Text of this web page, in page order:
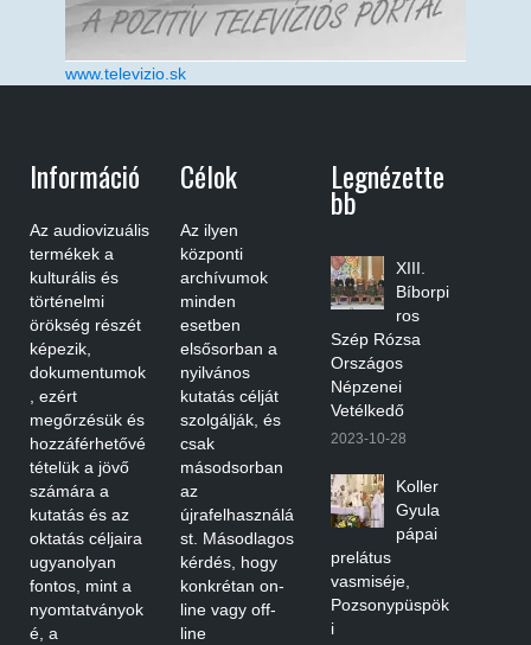
www.televizio.sk
Információ
Az audiovizuális
termékek a
kulturális és
történelmi
örökség részét
képezik,
dokumentumok
, ezért
megőrzésük és
hozzáférhetővé
tételük a jövő
számára a
kutatás és az
oktatás céljaira
ugyanolyan
fontos, mint a
nyomtatványok
é, a
Célok
Az ilyen
központi
archívumok
minden
esetben
elsősorban a
nyilvános
kutatás célját
szolgálják, és
csak
másodsorban
az
újrafelhasználá
st. Másodlagos
kérdés, hogy
konkrétan on-
line vagy off-
line
Legnézette
Bb
XIII.
Bíborpi
ros
Szép Rózsa
Országos
Népzenei
Vetélkedő
2023-10-28
Koller
Gyula
pápai
prelátus
vasmiséje,
Pozsonypüspök
i